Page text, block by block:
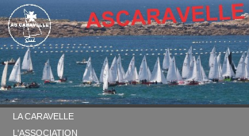
LA CARAVELLE
L'ASSOCIATION